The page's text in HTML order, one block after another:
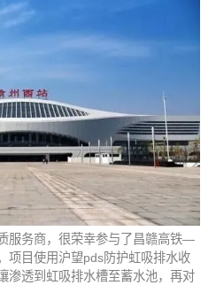
服务商，很荣幸参与了昌赣高铁—
项目使用沪望pds防护虹吸排水收
渗透到虹吸排水槽至蓄水池，再对